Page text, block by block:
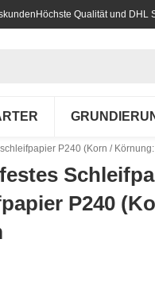
Höchste Qualität und DHL
P240 (Korn /
P240